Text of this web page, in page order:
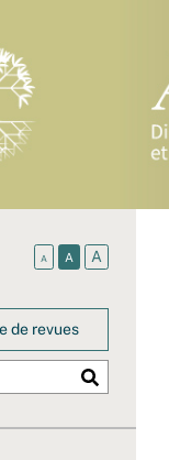
A A A
de revues